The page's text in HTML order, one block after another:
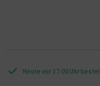
Heute vor 17:00 Uhr